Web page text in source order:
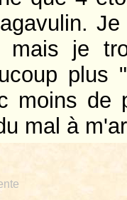
mais je
plus
moins de
mal à